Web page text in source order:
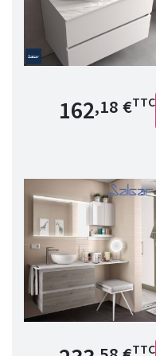
Prix de base
162,18 €TTC
Prix de base TTC